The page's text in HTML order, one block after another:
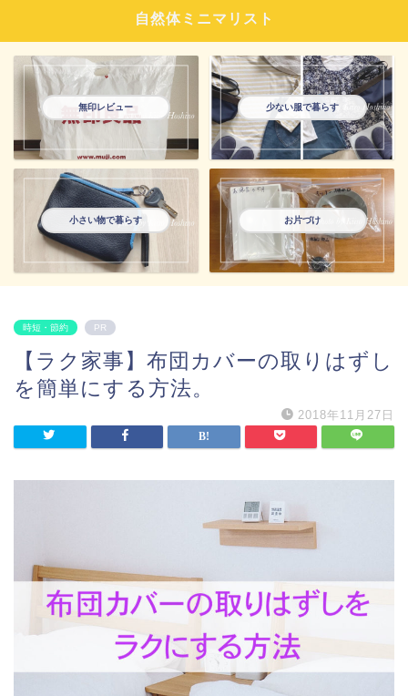
自然体ミニマリスト
無印レビュー 少ない服で暮らす
小さい物で暮らす お片づけ
時短・節約 PR
【ラク家事】布団カバーの取りはずし
を簡単にする方法。
2018年11月27日